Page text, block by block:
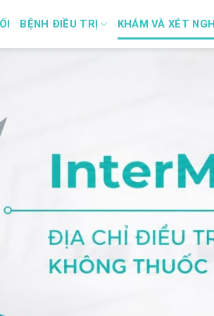
BỆNH ĐIỀU TRỊ KHÁM VÀ XÉT